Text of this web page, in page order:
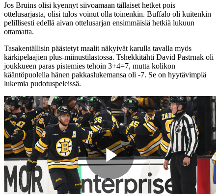
Jos Bruins olisi kyennyt siivoamaan tällaiset hetket pois
ottelusarjasta, olisi tulos voinut olla toinenkin. Buffalo oli kuitenkin
pelillisesti edellä aivan ottelusarjan ensimmäisiä hetkiä lukuun
ottamatta.
Tasakentällisin päästetyt maalit näkyivät karulla tavalla myös
kärkipelaajien plus-miinustilastossa. Tshekkitähti David Pastrnak oli
joukkueen paras pistemies tehoin 3+4=7, mutta kolikon
kääntöpuolella hänen pakkaslukemansa oli -7. Se on hyytävimpiä
lukemia pudotuspeleissä.
Play